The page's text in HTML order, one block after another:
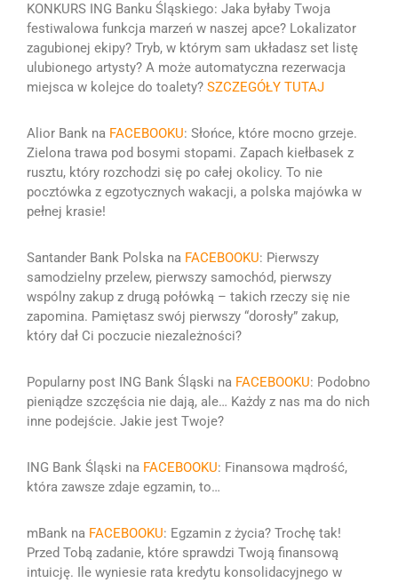
KONKURS ING Banku Śląskiego: Jaka byłaby Twoja
festiwalowa funkcja marzeń w naszej apce? Lokalizator
zagubionej ekipy? Tryb, w którym sam układasz set listę
ulubionego artysty? A może automatyczna rezerwacja
miejsca w kolejce do toalety? SZCZEGÓŁY TUTAJ
Alior Bank na FACEBOOKU: Słońce, które mocno grzeje.
Zielona trawa pod bosymi stopami. Zapach kiełbasek z
rusztu, który rozchodzi się po całej okolicy. To nie
pocztówka z egzotycznych wakacji, a polska majówka w
pełnej krasie!
Santander Bank Polska na FACEBOOKU: Pierwszy
samodzielny przelew, pierwszy samochód, pierwszy
wspólny zakup z drugą połówką – takich rzeczy się nie
zapomina. Pamiętasz swój pierwszy “dorosły” zakup,
który dał Ci poczucie niezależności?
Popularny post ING Bank Śląski na FACEBOOKU: Podobno
pieniądze szczęścia nie dają, ale… Każdy z nas ma do nich
inne podejście. Jakie jest Twoje?
ING Bank Śląski na FACEBOOKU: Finansowa mądrość,
która zawsze zdaje egzamin, to…
mBank na FACEBOOKU: Egzamin z życia? Trochę tak!
Przed Tobą zadanie, które sprawdzi Twoją finansową
intuicję. Ile wyniesie rata kredytu konsolidacyjnego w